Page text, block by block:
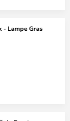
- Lampe Gras